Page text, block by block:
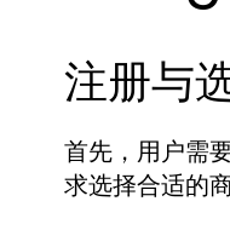
注册与
首先，用户需
求选择合适的商